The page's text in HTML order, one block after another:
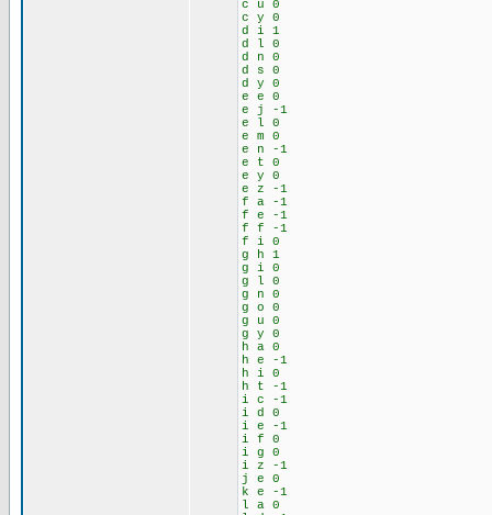
c u 0
c y 0
d i 1
d l 0
d n 0
d s 0
d y 0
e e 0
e j -1
e l 0
e m 0
e n -1
e t 0
e y 0
e z -1
f a -1
f e -1
f f -1
f i 0
g h 1
g i 0
g l 0
g n 0
g o 0
g u 0
g y 0
h a 0
h e -1
h i 0
h t -1
i c -1
i d 0
i e -1
i f 0
i g 0
i z -1
j e 0
k e -1
l a 0